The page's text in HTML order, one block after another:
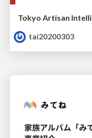
tai20200303